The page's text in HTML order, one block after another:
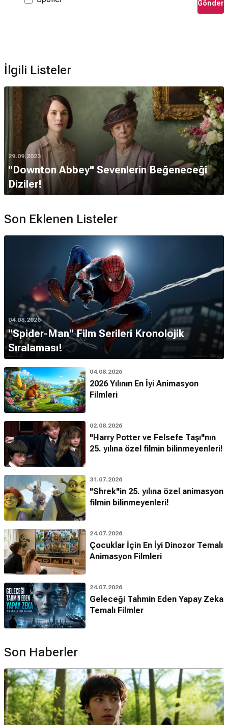
Gönder
İlgili Listeler
29.09.2023
"Downton Abbey" Sevenlerin Beğeneceği
Diziler!
Son Eklenen Listeler
04.08.2026
''Spider-Man'' Film Serileri Kronolojik
Sıralaması!
04.08.2026
2026 Yılının En İyi Animasyon
Filmleri
02.08.2026
"Harry Potter ve Felsefe Taşı"nın
25. yılına özel filmin bilinmeyenleri!
31.07.2026
"Shrek"in 25. yılına özel animasyon
filmin bilinmeyenleri!
24.07.2026
Çocuklar İçin En İyi Dinozor Temalı
Animasyon Filmleri
24.07.2026
Geleceği Tahmin Eden Yapay Zeka
Temalı Filmler
Son Haberler